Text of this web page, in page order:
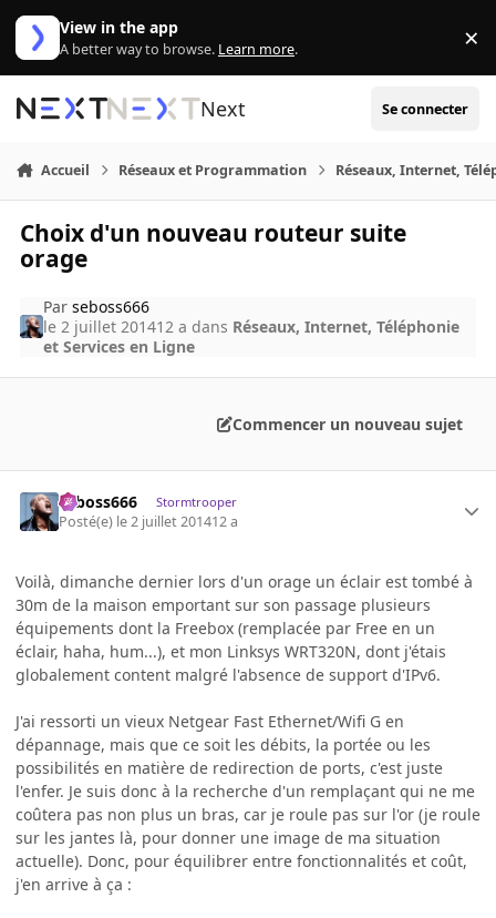
Aller au contenu
View in the app
A better way to browse. Learn more. ×
Next Se connecter
Accueil Réseaux et Programmation Réseaux, Internet,
Choix d'un nouveau routeur suite
orage
Parseboss666
le 2 juillet 201412 a dans Réseaux, Internet, Téléphonie
et Services en Ligne
Commencer un nouveau sujet
seboss666 Stormtrooper
Posté(e) le 2 juillet 201412 a
Voilà, dimanche dernier lors d'un orage un éclair est tombé à
30m de la maison emportant sur son passage plusieurs
équipements dont la Freebox (remplacée par Free en un
éclair, haha, hum...), et mon Linksys WRT320N, dont j'étais
globalement content malgré l'absence de support d'IPv6.
J'ai ressorti un vieux Netgear Fast Ethernet/Wifi G en
dépannage, mais que ce soit les débits, la portée ou les
possibilités en matière de redirection de ports, c'est juste
l'enfer. Je suis donc à la recherche d'un remplaçant qui ne me
coûtera pas non plus un bras, car je roule pas sur l'or (je roule
sur les jantes là, pour donner une image de ma situation
actuelle). Donc, pour équilibrer entre fonctionnalités et coût,
j'en arrive à ça :